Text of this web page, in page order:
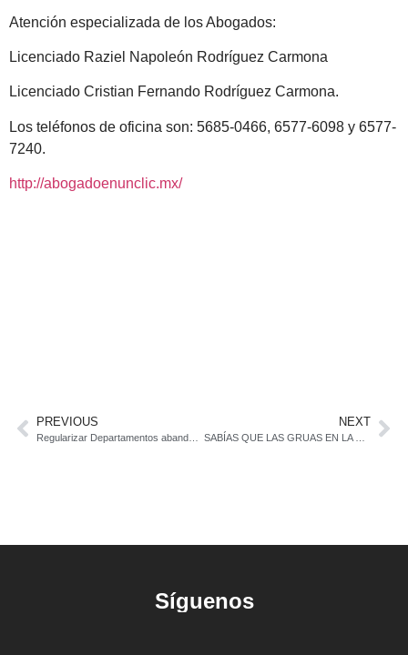
Atención especializada de los Abogados:
Licenciado Raziel Napoleón Rodríguez Carmona
Licenciado Cristian Fernando Rodríguez Carmona.
Los teléfonos de oficina son: 5685-0466, 6577-6098 y 6577-
7240.
http://abogadoenunclic.mx/
PREVIOUS NEXT
Síguenos